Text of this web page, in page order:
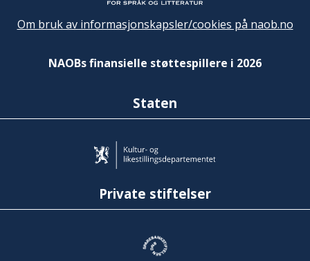
Om bruk av informasjonskapsler/cookies på naob.no
NAOBs finansielle støttespillere i 2026
Staten
Private stiftelser